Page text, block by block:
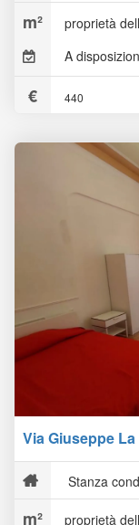
proprietà
A
440
Via Giuseppe
Stanza
proprietà